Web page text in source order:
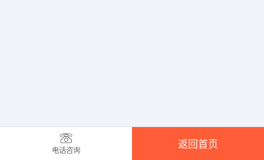
电话咨询
返回首页